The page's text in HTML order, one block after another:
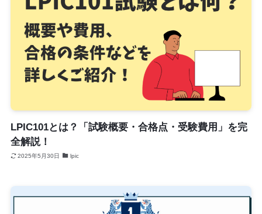
LPIC101とは？「試験概要・合格点・受験費用」を完
全解説！
2025年5月30日 lpic